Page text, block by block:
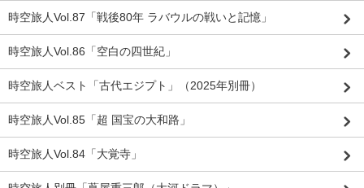
時空旅人Vol.87「戦後80年 ラバウルの戦いと記憶」
時空旅人Vol.86「空白の四世紀」
時空旅人ベスト「古代エジプト」（2025年別冊）
時空旅人Vol.85「超 国宝の大和路」
時空旅人Vol.84「大覚寺」